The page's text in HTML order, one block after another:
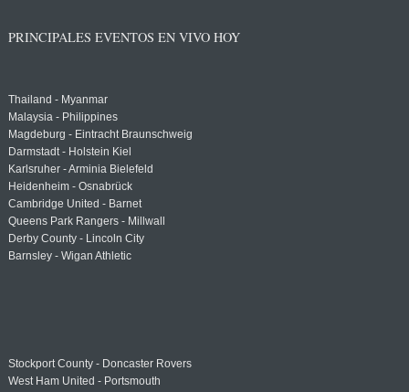
PRINCIPALES EVENTOS EN VIVO HOY
Thailand - Myanmar
Malaysia - Philippines
Magdeburg - Eintracht Braunschweig
Darmstadt - Holstein Kiel
Karlsruher - Arminia Bielefeld
Heidenheim - Osnabrück
Cambridge United - Barnet
Queens Park Rangers - Millwall
Derby County - Lincoln City
Barnsley - Wigan Athletic
Stockport County - Doncaster Rovers
West Ham United - Portsmouth